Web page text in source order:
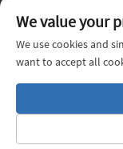
баримт бичгийн дагуу
We value your
We use cookies and
want to accept all